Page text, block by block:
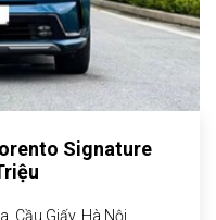
Signature
Cầu Giấy, Hà Nội